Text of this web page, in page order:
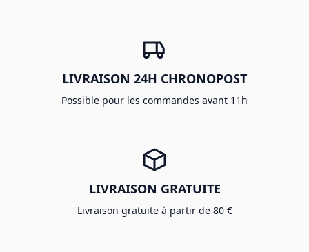
LIVRAISON 24H CHRONOPOST
Possible pour les commandes avant 11h
LIVRAISON GRATUITE
Livraison gratuite à partir de 80 €